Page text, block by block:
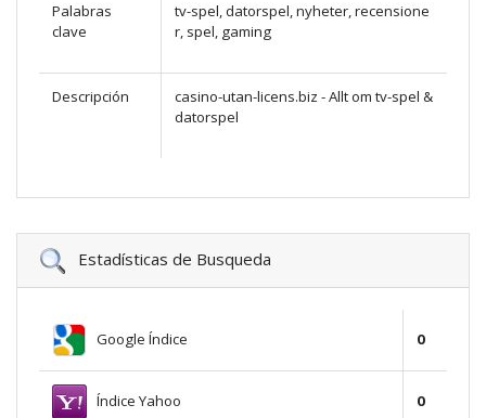
Palabras
clave
tv-spel, datorspel, nyheter, recensione
r, spel, gaming
Descripción
casino-utan-licens.biz - Allt om tv-spel &
datorspel
Estadísticas de Busqueda
Google Índice 0
Índice Yahoo 0